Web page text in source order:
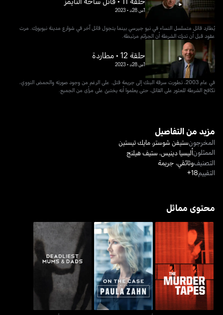
1س 28د •
2023
يُطارد قاتل متسلسل النساء في نيو جيرسي بينما يتجول قاتل آخر في شوارع مدينة نيويورك. مرت
عقود قبل أن تدرك الشرطة أن الجرائم مرتبطة.
حلقة 12 • مطاردة
1س 28د •
2023
في عام 2003، تطورت سرقة البنك إلى جريمة قتل. على الرغم من وجود صورته والحمض النووي،
تكافح الشرطة للعثور على القاتل، حتى يعلموا أنه يختبئ على مرأى من الجميع.
مزيد من التفاصيل
المخرجونستيفن شوستر،مايك تيستين
الممثلونأليسيا دينيس، ستيف هيلنج
التصنيفوثائقي، جريمة
التقييم18+
محتوى مماثل
ذا ميردر تيبس أون ذا كيس ويذ بولا زان دادلييست مامز أند دادس